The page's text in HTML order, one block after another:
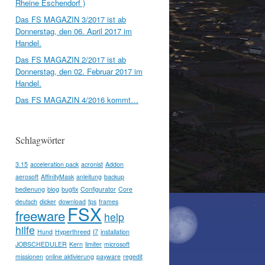
Rheine Eschendorf )
Das FS MAGAZIN 3/2017 ist ab
Donnerstag, den 06. April 2017 im
Handel.
Das FS MAGAZIN 2/2017 ist ab
Donnerstag, den 02. Februar 2017 im
Handel.
Das FS MAGAZIN 4/2016 kommt…
Schlagwörter
3.15 acceleration pack acronist Addon
aerosoft AffinityMask anleitung backup
bedienung blog bugfix Configurator Core
deutsch dicker download fps frames
freewareFSX help
hilfe Hund Hyperthreed I7 installation
JOBSCHEDULER Kern limiter microsoft
missionen online aktivierung payware regedit